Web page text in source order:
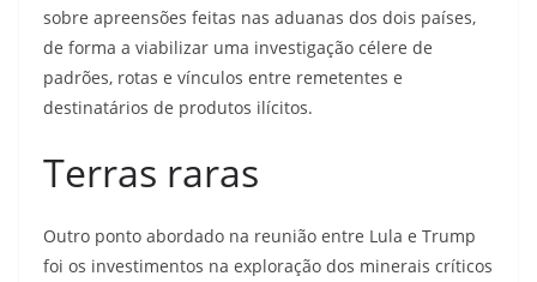
sobre apreensões feitas nas aduanas dos dois países,
de forma a viabilizar uma investigação célere de
padrões, rotas e vínculos entre remetentes e
destinatários de produtos ilícitos.
Terras raras
Outro ponto abordado na reunião entre Lula e Trump
foi os investimentos na exploração dos minerais críticos